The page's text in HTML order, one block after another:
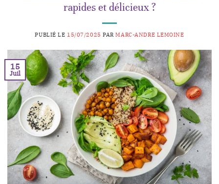
rapides et délicieux ?
PUBLIÉ LE 15/07/2025 PARMARC-ANDRE LEMOINE
15
Juil